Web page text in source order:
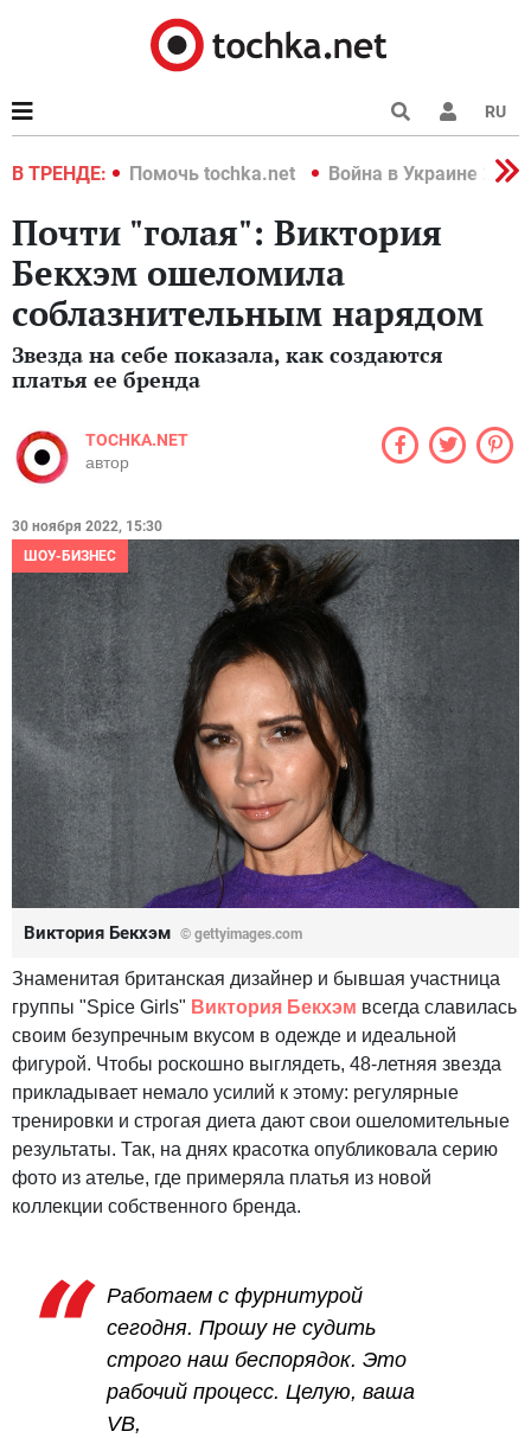
RU
В ТРЕНДЕ:
2022 Помочь tochka.net Война в Украине 2022
Почти "голая": Виктория
Бекхэм ошеломила
соблазнительным нарядом
Звезда на себе показала, как создаются
платья ее бренда
TOCHKA.NET
автор
30 ноября 2022, 15:30
ШОУ-БИЗНЕС
Виктория Бекхэм © gettyimages.com
Знаменитая британская дизайнер и бывшая участница
группы "Spice Girls" Виктория Бекхэм всегда славилась
своим безупречным вкусом в одежде и идеальной
фигурой. Чтобы роскошно выглядеть, 48-летняя звезда
прикладывает немало усилий к этому: регулярные
тренировки и строгая диета дают свои ошеломительные
результаты. Так, на днях красотка опубликовала серию
фото из ателье, где примеряла платья из новой
коллекции собственного бренда.
Работаем с фурнитурой
сегодня. Прошу не судить
строго наш беспорядок. Это
рабочий процесс. Целую, ваша
VB,